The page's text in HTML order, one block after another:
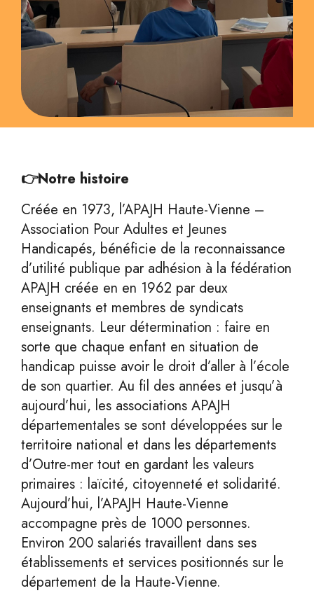
👉Notre histoire
Créée en 1973, l’APAJH Haute-Vienne –
Association Pour Adultes et Jeunes
Handicapés, bénéficie de la reconnaissance
d’utilité publique par adhésion à la fédération
APAJH créée en en 1962 par deux
enseignants et membres de syndicats
enseignants. Leur détermination : faire en
sorte que chaque enfant en situation de
handicap puisse avoir le droit d’aller à l’école
de son quartier. Au fil des années et jusqu’à
aujourd’hui, les associations APAJH
départementales se sont développées sur le
territoire national et dans les départements
d’Outre-mer tout en gardant les valeurs
primaires : laïcité, citoyenneté et solidarité.
Aujourd’hui, l’APAJH Haute-Vienne
accompagne près de 1000 personnes.
Environ 200 salariés travaillent dans ses
établissements et services positionnés sur le
département de la Haute-Vienne.